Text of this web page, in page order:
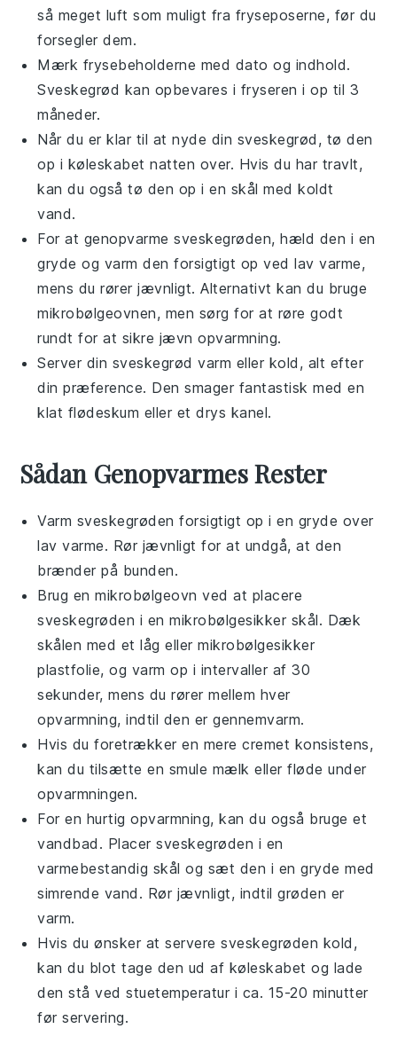
så meget luft som muligt fra fryseposerne, før du
forsegler dem.
Mærk frysebeholderne med dato og indhold.
Sveskegrød kan opbevares i fryseren i op til 3
måneder.
Når du er klar til at nyde din sveskegrød , tø den
op i køleskabet natten over. Hvis du har travlt,
kan du også tø den op i en skål med koldt
vand.
For at genopvarmesveskegrøden, hæld den i en
gryde og varm den forsigtigt op ved lav varme,
mens du rører jævnligt. Alternativt kan du bruge
mikrobølgeovnen, men sørg for at røre godt
rundt for at sikre jævn opvarmning.
Server din sveskegrød varm eller kold, alt efter
din præference. Den smager fantastisk med en
klat flødeskum eller et drys kanel.
Sådan Genopvarmes Rester
Varm sveskegrøden forsigtigt op i en gryde over
lav varme. Rør jævnligt for at undgå, at den
brænder på bunden.
Brug en mikrobølgeovn ved at placere
sveskegrøden i en mikrobølgesikker skål. Dæk
skålen med et låg eller mikrobølgesikker
plastfolie, og varm op i intervaller af 30
sekunder, mens du rører mellem hver
opvarmning, indtil den er gennemvarm.
Hvis du foretrækker en mere cremet konsistens,
kan du tilsætte en smule mælk ellerfløde under
opvarmningen.
For en hurtig opvarmning, kan du også bruge et
vandbad. Placersveskegrøden i en
varmebestandig skål og sæt den i en gryde med
simrende vand. Rør jævnligt, indtil grøden er
varm.
Hvis du ønsker at serveresveskegrøden kold,
kan du blot tage den ud af køleskabet og lade
den stå ved stuetemperatur i ca. 15-20 minutter
før servering.